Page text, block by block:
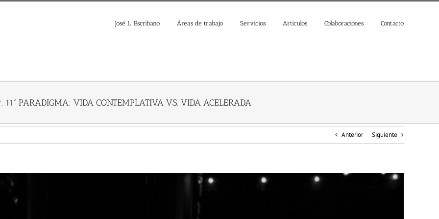
José L. Escribano Áreas de trabajo Servicios Artículos Colaboraciones Contacto
11º PARADIGMA: VIDA CONTEMPLATIVA VS. VIDA ACELERADA
Anterior Siguiente